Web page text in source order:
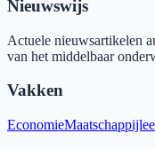
Nieuwswijs
Actuele nieuwsartikelen
van het middelbaar
Vakken
Economie